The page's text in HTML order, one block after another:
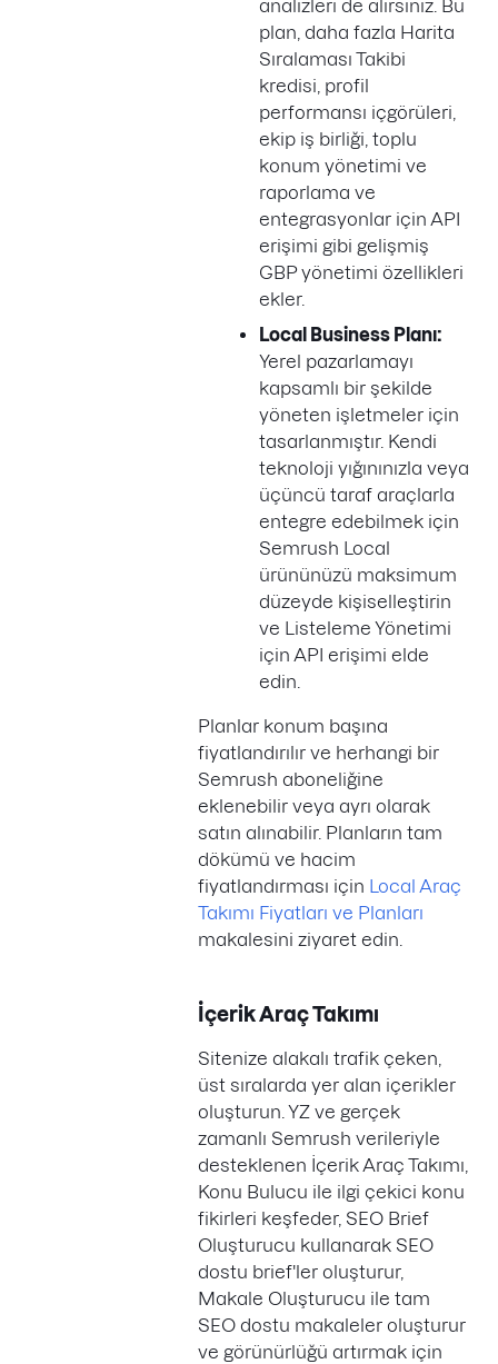
analizleri de alırsınız. Bu
plan, daha fazla Harita
Sıralaması Takibi
kredisi, profil
performansı içgörüleri,
ekip iş birliği, toplu
konum yönetimi ve
raporlama ve
entegrasyonlar için API
erişimi gibi gelişmiş
GBP yönetimi özellikleri
ekler.
Local Business Planı:
Yerel pazarlamayı
kapsamlı bir şekilde
yöneten işletmeler için
tasarlanmıştır. Kendi
teknoloji yığınınızla veya
üçüncü taraf araçlarla
entegre edebilmek için
Semrush Local
ürününüzü maksimum
düzeyde kişiselleştirin
ve Listeleme Yönetimi
için API erişimi elde
edin.
Planlar konum başına
fiyatlandırılır ve herhangi bir
Semrush aboneliğine
eklenebilir veya ayrı olarak
satın alınabilir. Planların tam
dökümü ve hacim
fiyatlandırması için Local Araç
Takımı Fiyatları ve Planları
makalesini ziyaret edin.
İçerik Araç Takımı
Sitenize alakalı trafik çeken,
üst sıralarda yer alan içerikler
oluşturun. YZ ve gerçek
zamanlı Semrush verileriyle
desteklenen İçerik Araç Takımı,
Konu Bulucu ile ilgi çekici konu
fikirleri keşfeder, SEO Brief
Oluşturucu kullanarak SEO
dostu brief'ler oluşturur,
Makale Oluşturucu ile tam
SEO dostu makaleler oluşturur
ve görünürlüğü artırmak için